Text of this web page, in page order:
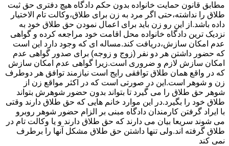
مطابق قانون حمایت خانواده بدون حکم دادگاه هیچ دفتری حق ثبت
طلاق را نداشته،حتی اگر مرد به زن برای طلاق،وکالت تام الاختیار
داده باشد.از این رو زن باید برای اعمال نمودن حق طلاق خود به
نزدیک ترین دادگاه خانواده محل اقامت خود مراجعه کرده و گواهی
عدم امکان سازش،دریافت کند.مساله ای که وجود دارد این است
که حضور داشتن هر دو نفر (زوج و زوجه) برای صدور گواهی عدم
امکان سازش لازم و ضروری است.زیرا گواهی عدم امکان سازش
که در واقع همان طلاق توافقی رایج است نیازمند توافق هر دوطرف
زن و شوهر است.این در صورتی است که در اکثر مواقع زن از
شوهر حق طلاق را می گیرد تا بتواند بدون حضور شوهرش بتواند
طلاق خود را بگیرد.در این موارد خانم هایی که حق طلاق دارند وقتی
با ایراد گرفتن کارمندان دادگاه مبنی بر الزام حضور شوهر روبرو
می شوند سریعا بیان می دارند که حق طلاق دارند و یا وکالت تام در
طلاق گرفته اند.ولی تنها داشتن حق طلاق مشکل آنها را برطرف
نمی کند